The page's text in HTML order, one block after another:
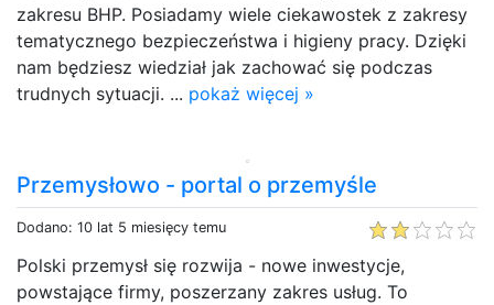
zakresu BHP. Posiadamy wiele ciekawostek z zakresy
tematycznego bezpieczeństwa i higieny pracy. Dzięki
nam będziesz wiedział jak zachować się podczas
trudnych sytuacji. ... pokaż więcej »
Przemysłowo - portal o przemyśle
Dodano: 10 lat 5 miesięcy temu
Polski przemysł się rozwija - nowe inwestycje,
powstające firmy, poszerzany zakres usług. To